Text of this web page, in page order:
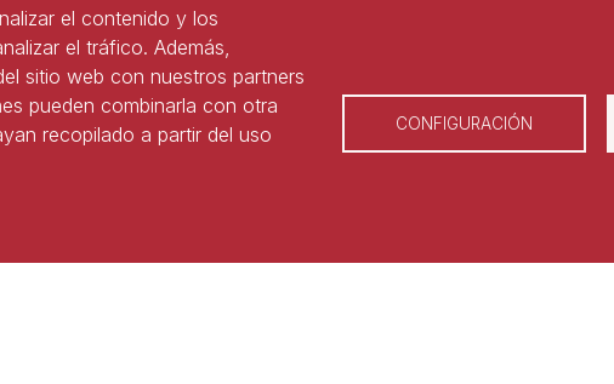
el contenido y los
el tráfico. Además,
sitio web con nuestros partners
pueden combinarla con otra
recopilado a partir del uso
CONFIGURACIÓN